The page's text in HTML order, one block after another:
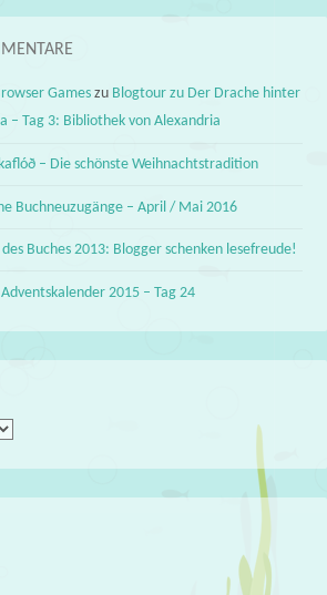
Games zu Blogtour zu Der Drache hinter
– Tag 3: Bibliothek von Alexandria
– Die schönste Weihnachtstradition
Buchneuzugänge – April / Mai 2016
Buches 2013: Blogger schenken lesefreude!
2015 – Tag 24